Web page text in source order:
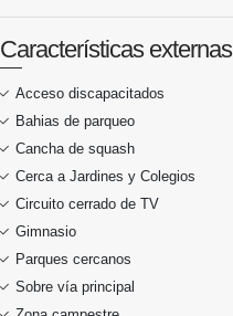
Características externas
Acceso discapacitados
Bahias de parqueo
Cancha de squash
Cerca a Jardines y Colegios
Circuito cerrado de TV
Gimnasio
Parques cercanos
Sobre vía principal